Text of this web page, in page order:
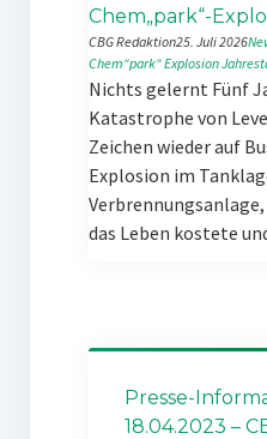
Chem„park“-
CBG Redaktion25. Juli 2026
Chem“park“Explosion
Nichts gelernt Fünf
Katastrophe von
Zeichen wieder auf
Explosion im
das Leben kostete
Presse-
18.04.2023 –